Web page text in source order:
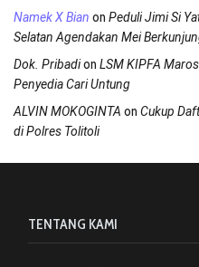
Namek X Bian on Peduli Jimi Si
Selatan Agendakan Mei
Dok. Pribadion LSM KIPFA
Penyedia Cari Untung
ALVIN MOKOGINTA on Cukup
di Polres Tolitoli
TENTANG KAMI